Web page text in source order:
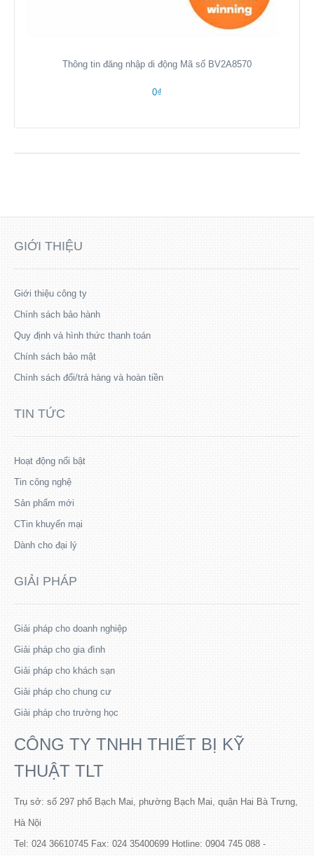
Thông tin đăng nhập di động Mã số BV2A8570
0₫
GIỚI THIỆU
Giới thiệu công ty
Chính sách bảo hành
Quy định và hình thức thanh toán
Chính sách bảo mật
Chính sách đổi/trả hàng và hoàn tiền
TIN TỨC
Hoạt động nổi bật
Tin công nghệ
Sản phẩm mới
CTin khuyến mại
Dành cho đại lý
GIẢI PHÁP
Giải pháp cho doanh nghiệp
Giải pháp cho gia đình
Giải pháp cho khách sạn
Giải pháp cho chung cư
Giải pháp cho trường học
CÔNG TY TNHH THIẾT BỊ KỸ
THUẬT TLT
Trụ sở: số 297 phố Bạch Mai, phường Bạch Mai, quận Hai Bà Trưng,
Hà Nội
Tel: 024 36610745 Fax: 024 35400699 Hotline: 0904 745 088 -